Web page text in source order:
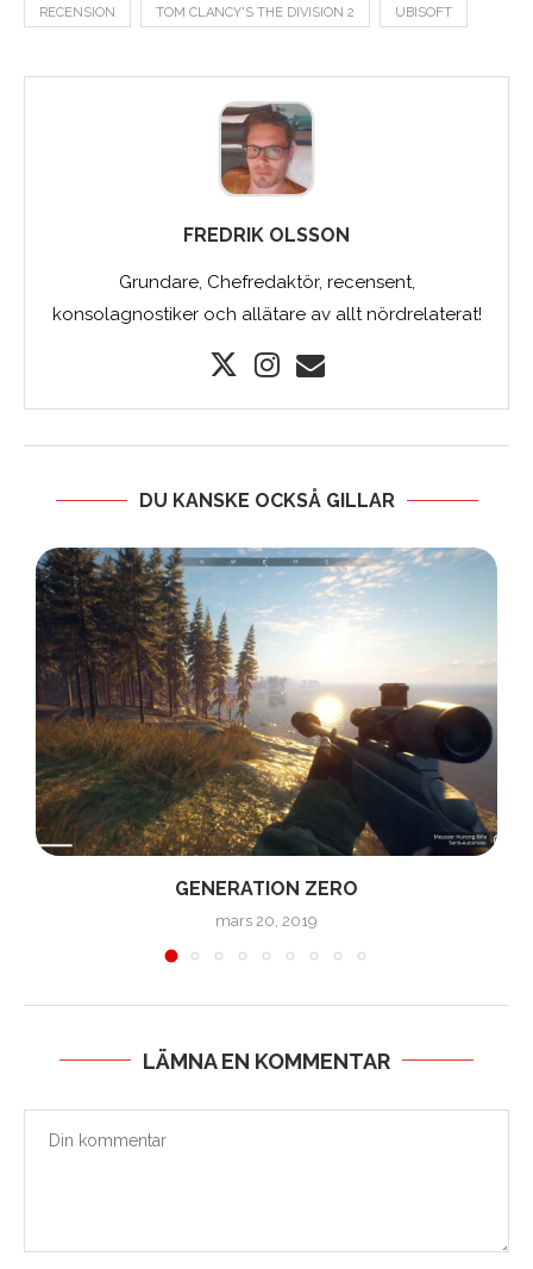
RECENSION TOM CLANCY'S THE DIVISION 2 UBISOFT
FREDRIK OLSSON
Grundare, Chefredaktör, recensent,
konsolagnostiker och allätare av allt nördrelaterat!
DU KANSKE OCKSÅ GILLAR
GENERATION ZERO
mars 20, 2019
LÄMNA EN KOMMENTAR